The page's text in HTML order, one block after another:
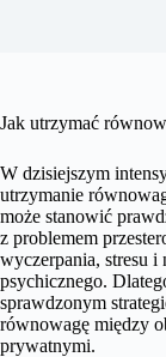
Jak utrzymać
W dzisiejszym
utrzymanie
może stanowić
z problemem
wyczerpania, stresu
psychicznego.
sprawdzonym
równowagę między
prywatnymi.